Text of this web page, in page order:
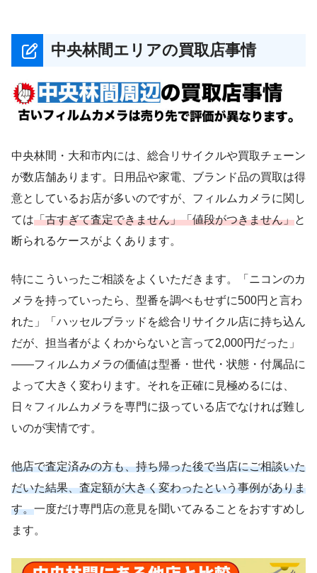
中央林間エリアの買取店事情
中央林間・大和市内には、総合リサイクルや買取チェーン
が数店舗あります。日用品や家電、ブランド品の買取は得
意としているお店が多いのですが、フィルムカメラに関し
ては「古すぎて査定できません」「値段がつきません」と
断られるケースがよくあります。
特にこういったご相談をよくいただきます。「ニコンのカ
メラを持っていったら、型番を調べもせずに500円と言わ
れた」「ハッセルブラッドを総合リサイクル店に持ち込ん
だが、担当者がよくわからないと言って2,000円だった」
——フィルムカメラの価値は型番・世代・状態・付属品に
よって大きく変わります。それを正確に見極めるには、
日々フィルムカメラを専門に扱っている店でなければ難し
いのが実情です。
他店で査定済みの方も、持ち帰った後で当店にご相談いた
だいた結果、査定額が大きく変わったという事例がありま
す。一度だけ専門店の意見を聞いてみることをおすすめし
ます。